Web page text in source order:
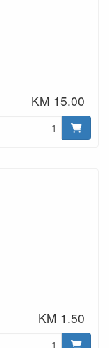
KM 15.00
KM 1.50